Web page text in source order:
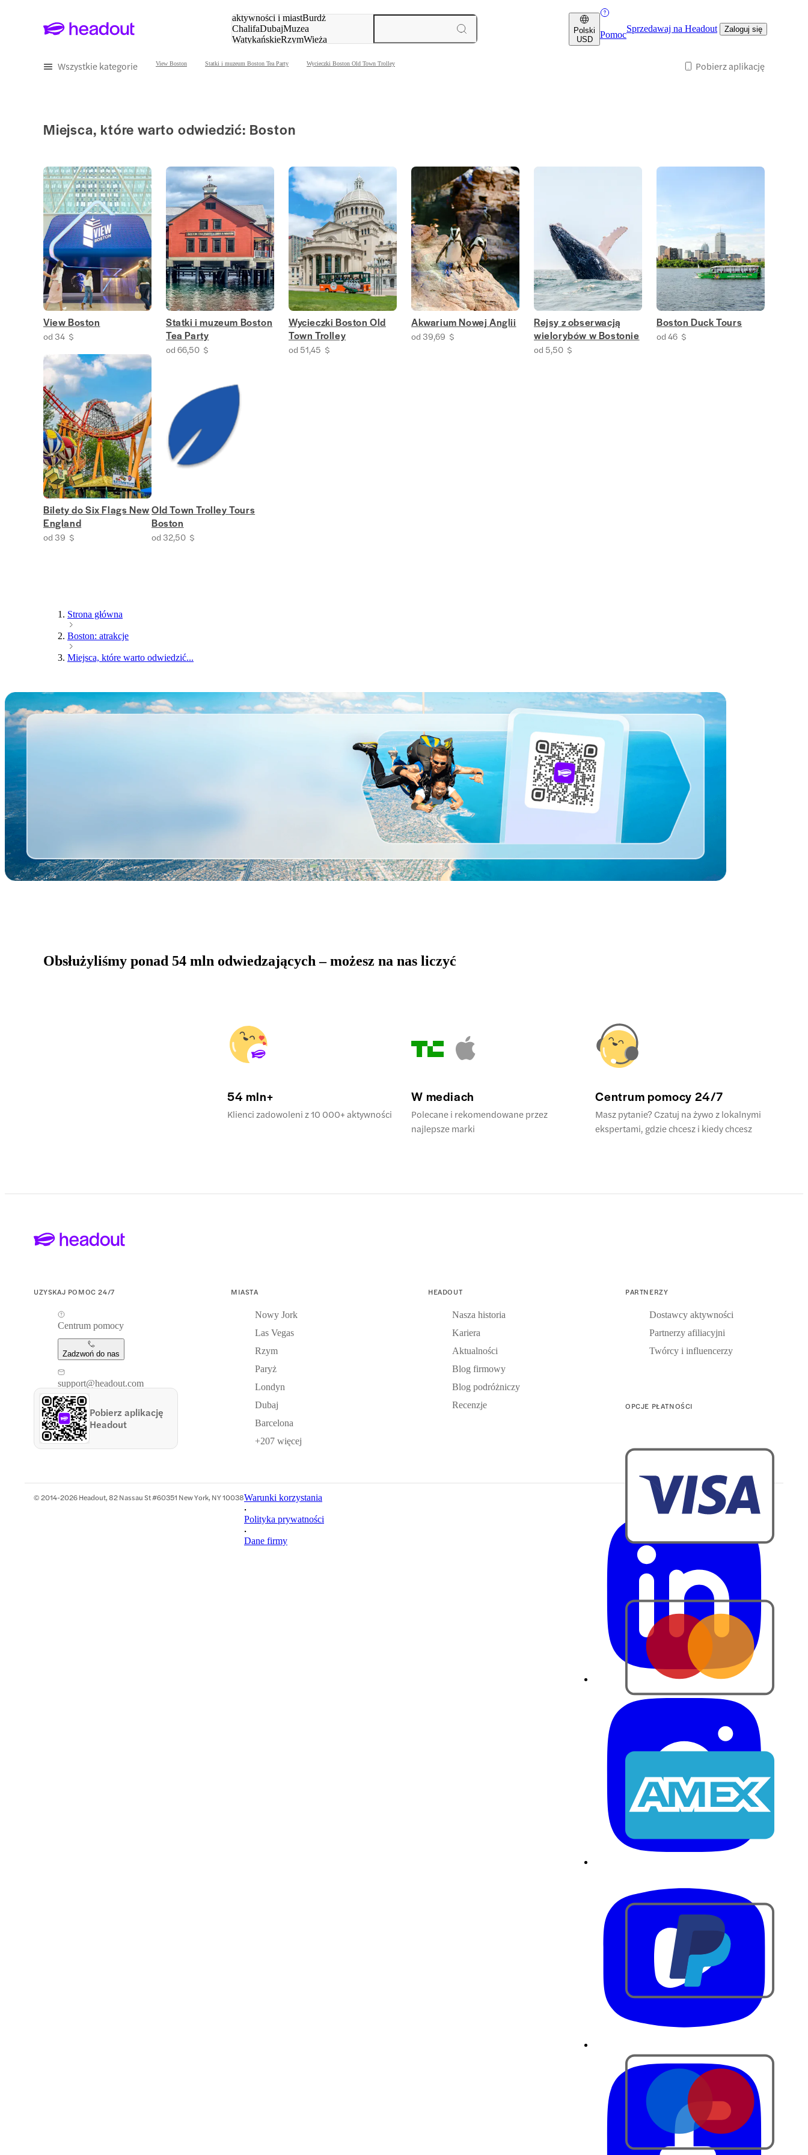
aktywności i miastBurdż
ChalifaDubajMuzea
WatykańskieRzymWieża
Polski
USD
Pomoc
Sprzedawaj na Headout Zaloguj się
Wszystkie kategorie View Boston Statki i muzeum Boston Tea Party Wycieczki Boston Old Town Trolley Pobierz aplikację
Miejsca, które warto odwiedzić: Boston
View Boston
od 34 $
Statki i muzeum Boston
Tea Party
od 66,50 $
Wycieczki Boston Old
Town Trolley
od 51,45 $
Akwarium Nowej Anglii
od 39,69 $
Rejsy z obserwacją
wielorybów w Bostonie
od 5,50 $
Boston Duck Tours
od 46 $
Bilety do Six Flags New
England
od 39 $
Old Town Trolley Tours
Boston
od 32,50 $
Strona główna
Boston: atrakcje
Miejsca, które warto odwiedzić...
Obsłużyliśmy ponad 54 mln odwiedzających – możesz na nas liczyć
54 mln+
Klienci zadowoleni z 10 000+ aktywności
W mediach
Polecane i rekomendowane przez
najlepsze marki
Centrum pomocy 24/7
Masz pytanie? Czatuj na żywo z lokalnymi
ekspertami, gdzie chcesz i kiedy chcesz
UZYSKAJ POMOC 24/7
Centrum pomocy
Zadzwoń do nas
support@headout.com
Pobierz aplikację
Headout
MIASTA
Nowy Jork
Las Vegas
Rzym
Paryż
Londyn
Dubaj
Barcelona
+207 więcej
HEADOUT
Nasza historia
Kariera
Aktualności
Blog firmowy
Blog podróżniczy
Recenzje
PARTNERZY
Dostawcy aktywności
Partnerzy afiliacyjni
Twórcy i influencerzy
OPCJE PŁATNOŚCI
© 2014-2026 Headout, 82 Nassau St #60351 New York, NY 10038Warunki korzystania
•
Polityka prywatności
•
Dane firmy